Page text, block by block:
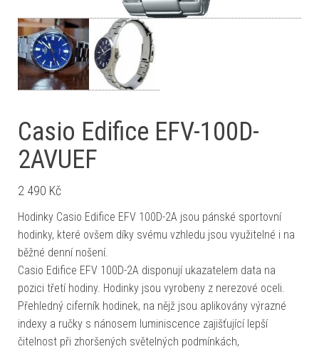
Casio Edifice EFV-100D-
2AVUEF
2 490 Kč
Hodinky Casio Edifice EFV 100D-2A jsou pánské sportovní
hodinky, které ovšem díky svému vzhledu jsou využitelné i na
běžné denní nošení.
Casio Edifice EFV 100D-2A disponují ukazatelem data na
pozici třetí hodiny. Hodinky jsou vyrobeny z nerezové oceli.
Přehledný ciferník hodinek, na nějž jsou aplikovány výrazné
indexy a ručky s nánosem luminiscence zajišťující lepší
čitelnost při zhoršených světelných podmínkách,